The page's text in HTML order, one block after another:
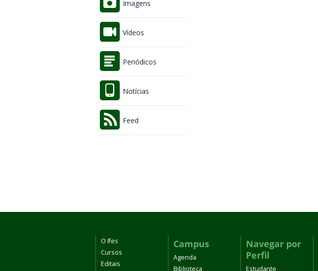
Imagens
Vídeos
Periódicos
Notícias
Feed
O Ifes
Cursos
Editais
Campus
Agenda
Biblioteca
Navegar por
Perfil
Estudante